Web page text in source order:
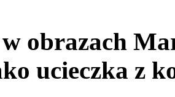
obrazach
ucieczka z